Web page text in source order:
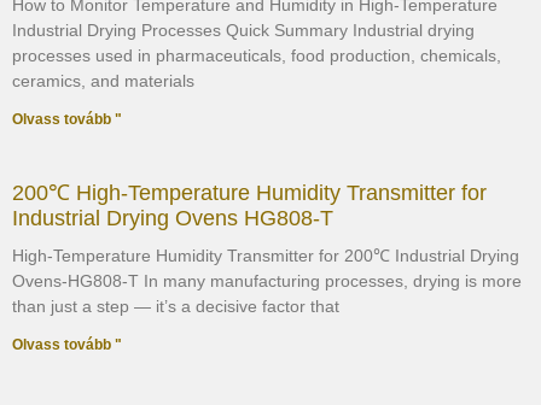
How to Monitor Temperature and Humidity in High-Temperature
Industrial Drying Processes Quick Summary Industrial drying
processes used in pharmaceuticals, food production, chemicals,
ceramics, and materials
Olvass tovább "
200℃ High-Temperature Humidity Transmitter for
Industrial Drying Ovens HG808-T
High-Temperature Humidity Transmitter for 200℃ Industrial Drying
Ovens-HG808-T In many manufacturing processes, drying is more
than just a step — it’s a decisive factor that
Olvass tovább "